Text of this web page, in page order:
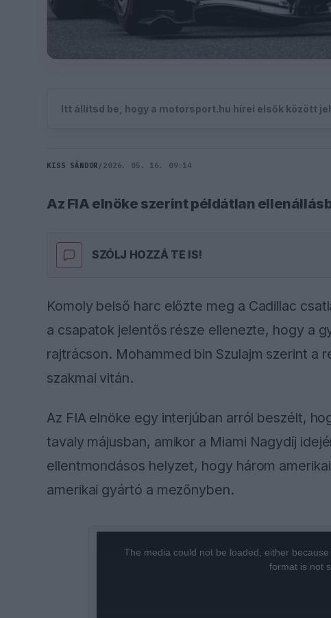
Itt állítsd be, hogy a motorsport.hu hírei elsők között
KISS SÁNDOR / 2026. 05. 16. 09:14
Az FIA elnöke szerint példátlan
SZÓLJ HOZZÁ TE IS!
Komoly belső harc előzte meg a Cadillac
a csapatok jelentős része ellenezte, hogy a
rajtrácson. Mohammed bin Szulajm szerint a
szakmai vitán.
Az FIA elnöke egy interjúban arról beszélt,
tavaly májusban, amikor a Miami Nagydíj
ellentmondásos helyzet, hogy három
amerikai gyártó a mezőnyben.
The media could not be loaded, either
format is not